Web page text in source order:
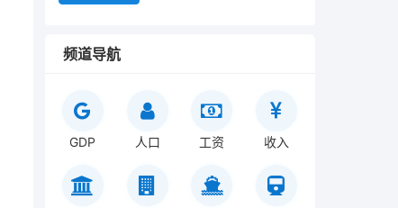
频道导航
GDP 人口 工资 收入